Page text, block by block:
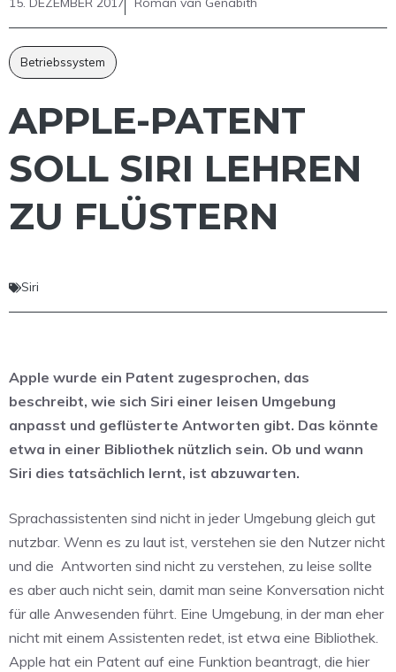
Betriebssystem
APPLE-PATENT
SOLL SIRI LEHREN
ZU FLÜSTERN
Siri
Apple wurde ein Patent zugesprochen, das
beschreibt, wie sich Siri einer leisen Umgebung
anpasst und geflüsterte Antworten gibt. Das könnte
etwa in einer Bibliothek nützlich sein. Ob und wann
Siri dies tatsächlich lernt, ist abzuwarten.
Sprachassistenten sind nicht in jeder Umgebung gleich gut
nutzbar. Wenn es zu laut ist, verstehen sie den Nutzer nicht
und die Antworten sind nicht zu verstehen, zu leise sollte
es aber auch nicht sein, damit man seine Konversation nicht
für alle Anwesenden führt. Eine Umgebung, in der man eher
nicht mit einem Assistenten redet, ist etwa eine Bibliothek.
Apple hat ein Patent auf eine Funktion beantragt, die hier